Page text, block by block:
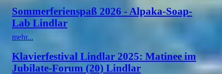
Sommerferienspaß 2026 - Alpaka-Soap-
Lab Lindlar
mehr...
Klavierfestival Lindlar 2025: Matinee im
Jubilate-Forum (20) Lindlar